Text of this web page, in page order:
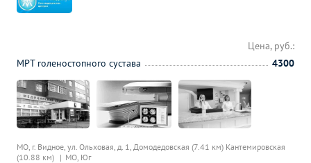
МО, г. Видное, ул. Ольховая, д. 1, Домодедовская (7.41 км) Кантемировская
(10.88 км)
МО, Юг
Цена, руб.:
МРТ голеностопного сустава
4300